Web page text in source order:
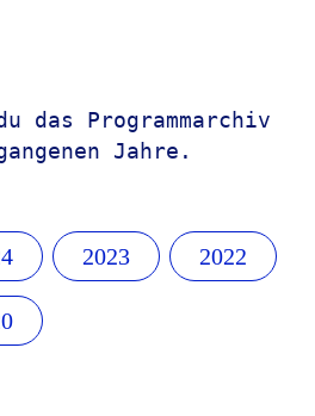
das Programm­archiv
Jahre.
2023 2022